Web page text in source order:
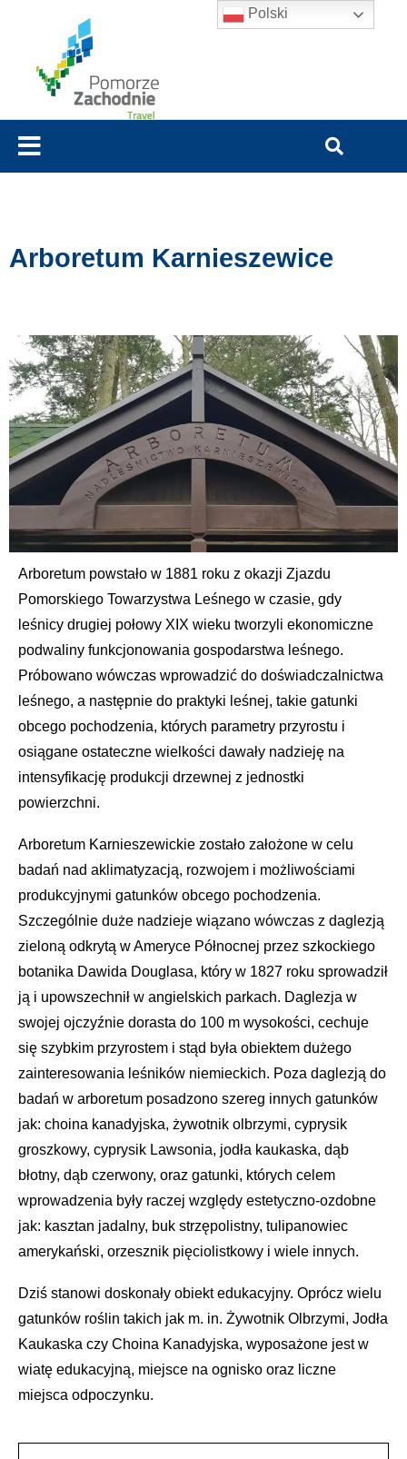
Arboretum Karnieszewice
Arboretum powstało w 1881 roku z okazji Zjazdu
Pomorskiego Towarzystwa Leśnego w czasie, gdy
leśnicy drugiej połowy XIX wieku tworzyli ekonomiczne
podwaliny funkcjonowania gospodarstwa leśnego.
Próbowano wówczas wprowadzić do doświadczalnictwa
leśnego, a następnie do praktyki leśnej, takie gatunki
obcego pochodzenia, których parametry przyrostu i
osiągane ostateczne wielkości dawały nadzieję na
intensyfikację produkcji drzewnej z jednostki
powierzchni.
Arboretum Karnieszewickie zostało założone w celu
badań nad aklimatyzacją, rozwojem i możliwościami
produkcyjnymi gatunków obcego pochodzenia.
Szczególnie duże nadzieje wiązano wówczas z daglezją
zieloną odkrytą w Ameryce Północnej przez szkockiego
botanika Dawida Douglasa, który w 1827 roku sprowadził
ją i upowszechnił w angielskich parkach. Daglezja w
swojej ojczyźnie dorasta do 100 m wysokości, cechuje
się szybkim przyrostem i stąd była obiektem dużego
zainteresowania leśników niemieckich. Poza daglezją do
badań w arboretum posadzono szereg innych gatunków
jak: choina kanadyjska, żywotnik olbrzymi, cyprysik
groszkowy, cyprysik Lawsonia, jodła kaukaska, dąb
błotny, dąb czerwony, oraz gatunki, których celem
wprowadzenia były raczej względy estetyczno-ozdobne
jak: kasztan jadalny, buk strzępolistny, tulipanowiec
amerykański, orzesznik pięciolistkowy i wiele innych.
Dziś stanowi doskonały obiekt edukacyjny. Oprócz wielu
gatunków roślin takich jak m. in. Żywotnik Olbrzymi, Jodła
Kaukaska czy Choina Kanadyjska, wyposażone jest w
wiatę edukacyjną, miejsce na ognisko oraz liczne
miejsca odpoczynku.
Polski